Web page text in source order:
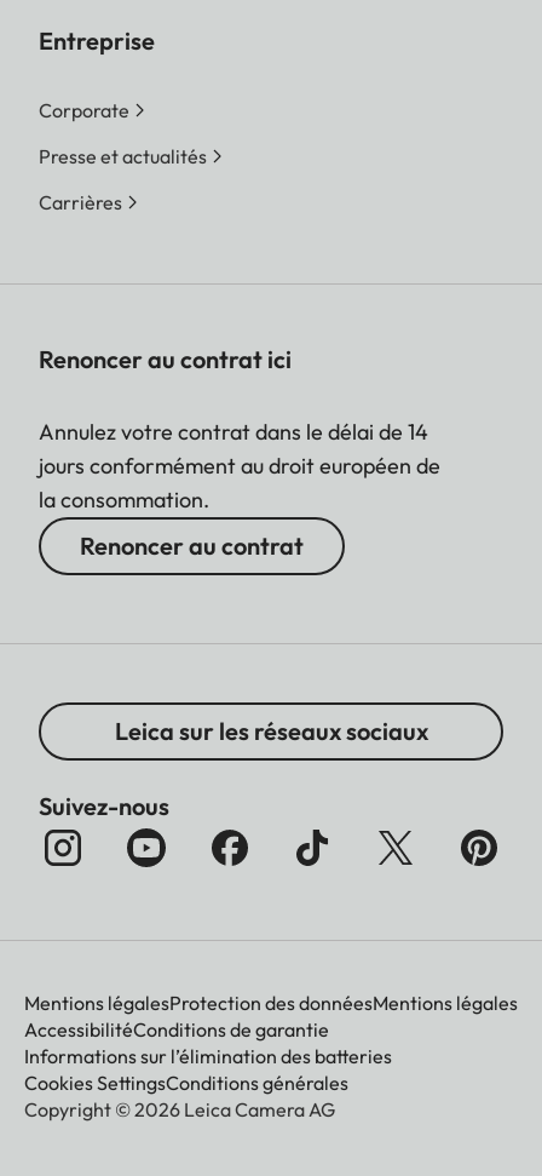
Entreprise
Corporate
Presse et actualités
Carrières
Renoncer au contrat ici
Annulez votre contrat dans le délai de 14
jours conformément au droit européen de
la consommation.
Renoncer au contrat
Leica sur les réseaux sociaux
Suivez-nous
Mentions légalesProtection des donnéesMentions légales
AccessibilitéConditions de garantie
Informations sur l’élimination des batteries
Cookies SettingsConditions générales
Copyright © 2026 Leica Camera AG